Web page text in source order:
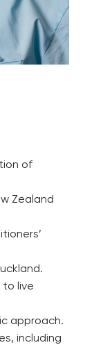
of
Zealand
live
approach.
including